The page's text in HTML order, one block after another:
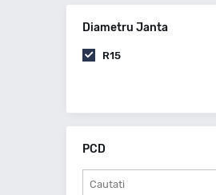
Diametru Janta
R15
PCD